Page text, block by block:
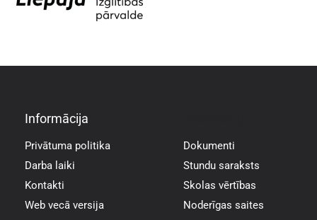
Informācija
Privātuma politika
Darba laiki
Kontakti
Web vecā versija
Dokumenti
Stundu saraksts
Skolas vērtības
Noderīgas saites